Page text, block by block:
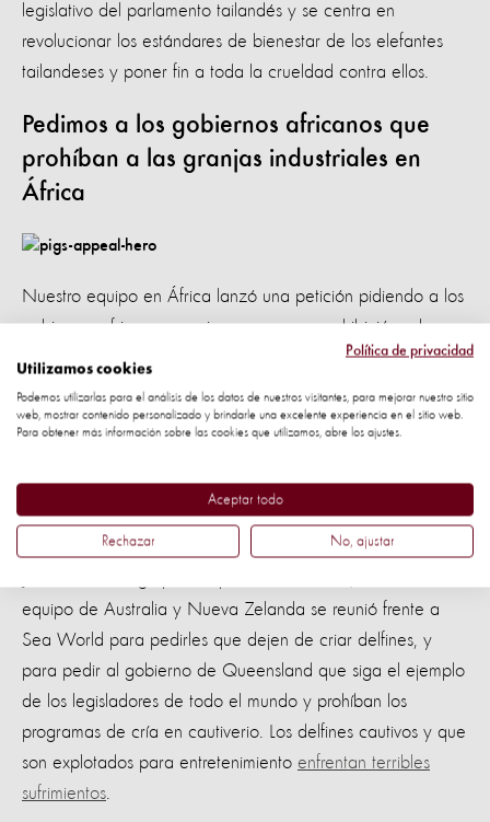
legislativo del parlamento tailandés y se centra en
revolucionar los estándares de bienestar de los elefantes
tailandeses y poner fin a toda la crueldad contra ellos.
Pedimos a los gobiernos africanos que
prohíban a las granjas industriales en
África
Nuestro equipo en África lanzó una petición pidiendo a los
gobiernos africanos que impongan una prohibición a las
granjas industriales
en África. Las firmas se enviarán a los
participantes de la convención Cop 27 de Egipto este año.
Pedimos a Sea World Australia que deje
equipo de Australia y Nueva Zelanda se reunió frente a
Sea World para pedirles que dejen de criar delfines, y
para pedir al gobierno de Queensland que siga el ejemplo
de los legisladores de todo el mundo y prohíban los
programas de cría en cautiverio. Los delfines cautivos y que
son explotados para entretenimiento enfrentan terribles
sufrimientos
Política de privacidad
Utilizamos cookies
Podemos utilizarlas para el análisis de los datos de nuestros visitantes, para mejorar nuestro sitio
web, mostrar contenido personalizado y brindarle una excelente experiencia en el sitio web.
Para obtener más información sobre las cookies que utilizamos, abre los ajustes.
Aceptar todo
Rechazar No, ajustar